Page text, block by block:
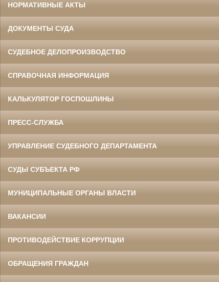
НОРМАТИВНЫЕ АКТЫ
ДОКУМЕНТЫ СУДА
СУДЕБНОЕ ДЕЛОПРОИЗВОДСТВО
СПРАВОЧНАЯ ИНФОРМАЦИЯ
КАЛЬКУЛЯТОР ГОСПОШЛИНЫ
ПРЕСС-СЛУЖБА
УПРАВЛЕНИЕ СУДЕБНОГО ДЕПАРТАМЕНТА
СУДЫ СУБЪЕКТА РФ
МУНИЦИПАЛЬНЫЕ ОРГАНЫ ВЛАСТИ
ВАКАНСИИ
ПРОТИВОДЕЙСТВИЕ КОРРУПЦИИ
ОБРАЩЕНИЯ ГРАЖДАН